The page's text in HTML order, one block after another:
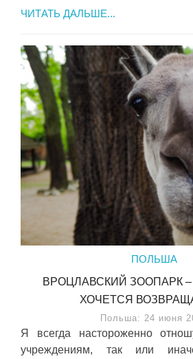
ЧИТАТЬ ДАЛЬШЕ...
ПОЛЬША
ВРОЦЛАВСКИЙ ЗООПАРК –
ХОЧЕТСЯ
Польша: 24 июня
Я всегда настороженно
учреждениям, так или